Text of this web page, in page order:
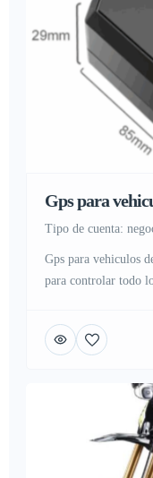
Gps para
tipo de cuenta:
Gps para vehiculos
para controlar todo
al registro de
continuado sin parar